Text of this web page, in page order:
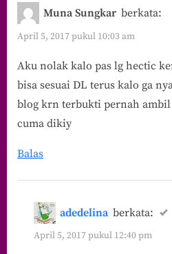
Muna Sungkar berkata:
April 5, 2017 pukul 10:03 am
Aku nolak kalo pas lg hectic
bisa sesuai DL terus kalo ga
blog krn terbukti pernah ambil
cuma dikiy
Balas
adedelina berkata:
April 5, 2017 pukul 12:40 pm